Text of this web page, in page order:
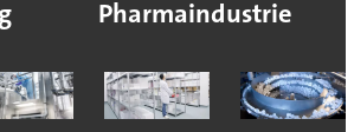
Pharmaindustrie